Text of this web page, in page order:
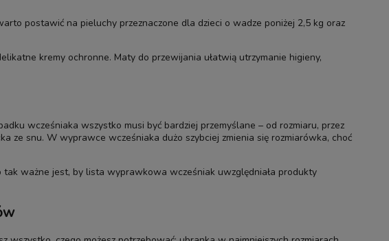
postawić na pieluchy przeznaczone dla dzieci o wadze poniżej 2,5 kg oraz
kremy ochronne. Maty do przewijania ułatwią utrzymanie higieny,
wcześniaka wszystko musi być bardziej przemyślane – od rozmiaru, przez
ze snu. W wyprawce wcześniaka dużo szybciej zmienia się rozmiarówka, choć
ważne jest, by lista wyprawkowa wcześniak uwzględniała produkty